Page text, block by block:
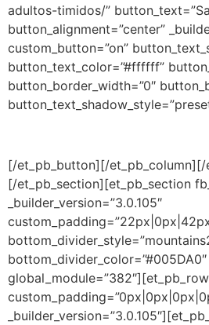
adultos-timidos/”
button_alignment=”center”
custom_button=”on”
button_text_color=”#ffffff”
button_border_width=”0″
[/et_pb_button][/et_pb_column][/
[/et_pb_section][et_pb_section
_builder_version=”3.0.105″
bottom_divider_color=”#005DA0″
global_module=”382″][et_pb_row